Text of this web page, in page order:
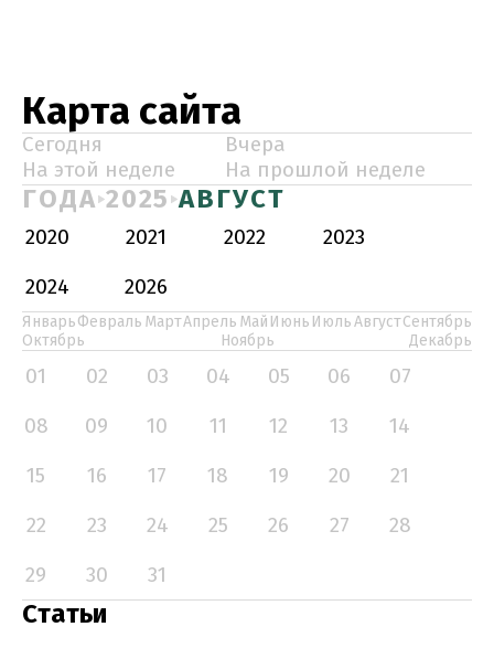
Карта сайта
Сегодня
Вчера
На этой неделе
На прошлой неделе
ГОДА 2025 АВГУСТ
2020 2021 2022
2023
2024
2026
ЯнварьФевраль МартАпрель Май Июнь ИюльАвгустСентябрь
Октябрь
Ноябрь Декабрь
01 02 03 04 05 06
07
08
09 10 11 12 13
14
15
16 17 18 19 20
21
22
23 24 25 26 27
28
29
30 31
Статьи